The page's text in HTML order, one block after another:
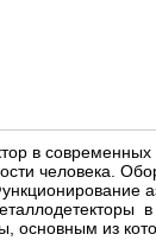
в
человека.
основным из